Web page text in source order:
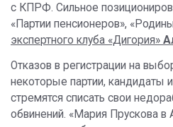
с КПРФ. Сильное
«Партии пенсионеров»,
экспертного клуба «Дигория»
Отказов в регистрации на
некоторые партии, кандидаты
стремятся списать свои
обвинений. «Мария Прускова в